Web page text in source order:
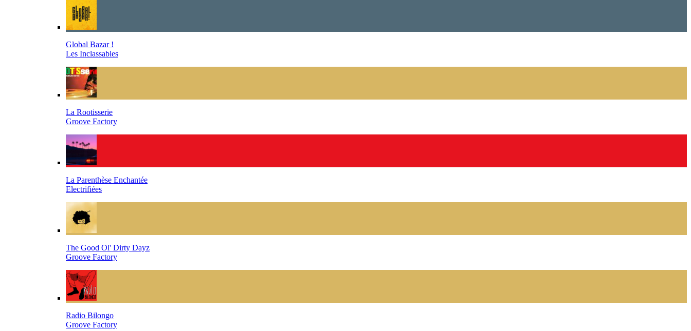
Global Bazar !
Les Inclassables
La Rootisserie
Groove Factory
La Parenthèse Enchantée
Electrifiées
The Good Ol' Dirty Dayz
Groove Factory
Radio Bilongo
Groove Factory